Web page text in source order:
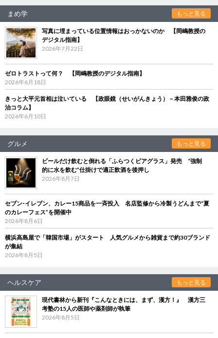
まめ学 もっと見る
写真に埋まっている位置情報はおっかないのか 【岡嶋教授の
デジタル指南】
2026年7月22日
ゼロトラストって何？ 【岡嶋教授のデジタル指南】
2026年6月18日
きっと大平元首相は泣いている 【政眼鏡（せいがんきょう）－本田雅俊の政
治コラム】
2026年6月10日
グルメ もっと見る
ビールだけ飲むと倒れる「ふらつくビアグラス」発売 “強制
的に水を飲む”仕掛けで適正飲酒を後押し
2026年8月7日
セブン‐イレブン、カレー15商品を一斉投入 名店監修から冷製うどんまで“夏
のカレーフェス”を開催中
2026年8月6日
横浜高島屋で「韓国市場」がスタート 人気グルメから雑貨まで約30ブランド
が集結
2026年8月5日
ヘルスケア もっと見る
現代書林から新刊『こんなときには、まず、漢方！』 漢方三
考塾の15人の医師や薬剤師が執筆
2026年8月5日